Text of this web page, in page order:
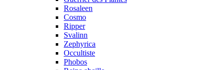
Rosaleen
Cosmo
Ripper
Svalinn
Zephyrica
Occultiste
Phobos